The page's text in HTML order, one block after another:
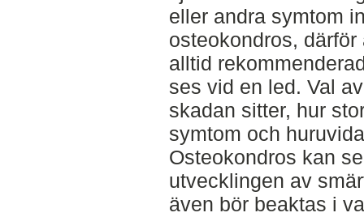
eller andra symtom
osteokondros,
alltid
ses vid en led. Val
skadan sitter, hur
symtom och
Osteokondros kan
utvecklingen av
även bör beaktas i